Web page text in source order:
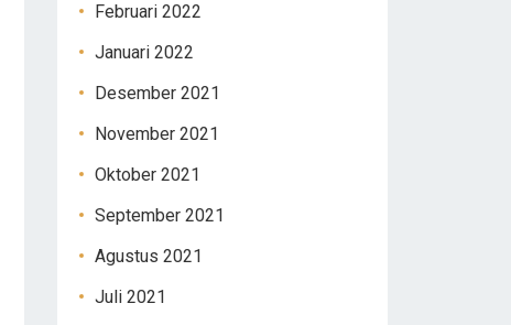
Februari 2022
Januari 2022
Desember 2021
November 2021
Oktober 2021
September 2021
Agustus 2021
Juli 2021